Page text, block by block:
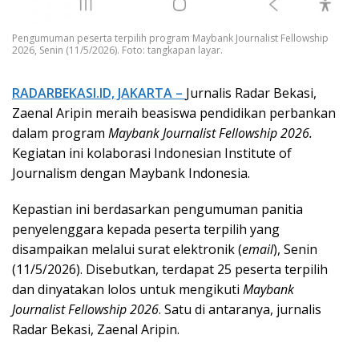
Pengumuman peserta terpilih program Maybank Journalist Fellowship
2026, Senin (11/5/2026). Foto: tangkapan layar.
RADARBEKASI.ID, JAKARTA – Jurnalis Radar Bekasi,
Zaenal Aripin meraih beasiswa pendidikan perbankan
dalam program Maybank Journalist Fellowship 2026.
Kegiatan ini kolaborasi Indonesian Institute of
Journalism dengan Maybank Indonesia.
Kepastian ini berdasarkan pengumuman panitia
penyelenggara kepada peserta terpilih yang
disampaikan melalui surat elektronik (email), Senin
(11/5/2026). Disebutkan, terdapat 25 peserta terpilih
dan dinyatakan lolos untuk mengikuti Maybank
Journalist Fellowship 2026. Satu di antaranya, jurnalis
Radar Bekasi, Zaenal Aripin.